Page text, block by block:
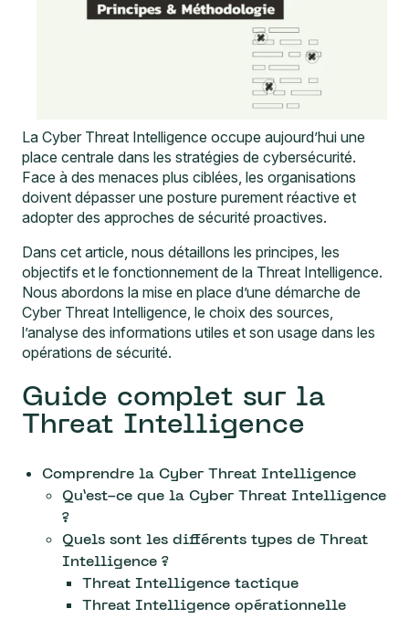
La Cyber Threat Intelligence occupe aujourd’hui une
place centrale dans les stratégies de cybersécurité.
Face à des menaces plus ciblées, les organisations
doivent dépasser une posture purement réactive et
adopter des approches de sécurité proactives.
Dans cet article, nous détaillons les principes, les
objectifs et le fonctionnement de la Threat Intelligence.
Nous abordons la mise en place d’une démarche de
Cyber Threat Intelligence, le choix des sources,
l’analyse des informations utiles et son usage dans les
opérations de sécurité.
Guide complet sur la
Threat Intelligence
Comprendre la Cyber Threat Intelligence
Qu’est-ce que la Cyber Threat Intelligence
?
Quels sont les différents types de Threat
Intelligence ?
Threat Intelligence tactique
Threat Intelligence opérationnelle